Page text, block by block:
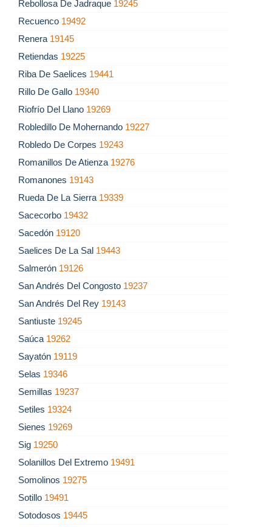
Rebollosa De Jadraque 19245
Recuenco 19492
Renera 19145
Retiendas 19225
Riba De Saelices 19441
Rillo De Gallo 19340
Riofrío Del Llano 19269
Robledillo De Mohernando 19227
Robledo De Corpes 19243
Romanillos De Atienza 19276
Romanones 19143
Rueda De La Sierra 19339
Sacecorbo 19432
Sacedón 19120
Saelices De La Sal 19443
Salmerón 19126
San Andrés Del Congosto 19237
San Andrés Del Rey 19143
Santiuste 19245
Saúca 19262
Sayatón 19119
Selas 19346
Semillas 19237
Setiles 19324
Sienes 19269
Sig 19250
Solanillos Del Extremo 19491
Somolinos 19275
Sotillo 19491
Sotodosos 19445